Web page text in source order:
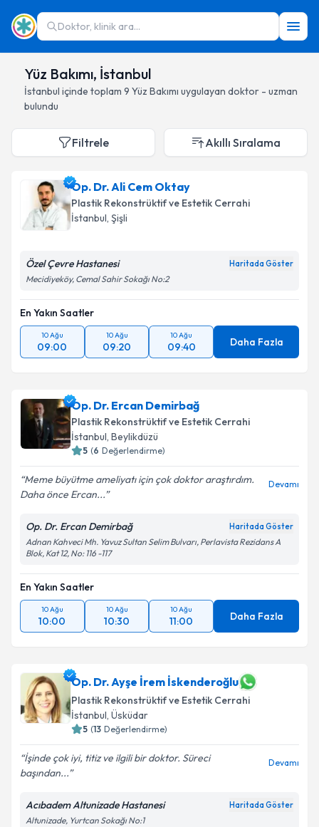
Doktor, klinik ara...
Yüz Bakımı, İstanbul
İstanbul içinde toplam 9 Yüz Bakımı uygulayan doktor - uzman
bulundu
Filtrele Akıllı Sıralama
Op. Dr. Ali Cem Oktay
Plastik Rekonstrüktif ve Estetik Cerrahi
İstanbul, Şişli
Özel Çevre Hastanesi Haritada Göster
Mecidiyeköy, Cemal Sahir Sokağı No:2
En Yakın Saatler
10 Ağu
09:00
10 Ağu
09:20
10 Ağu
09:40 Daha Fazla
Op. Dr. Ercan Demirbağ
Plastik Rekonstrüktif ve Estetik Cerrahi
İstanbul, Beylikdüzü
5 (6 Değerlendirme)
Meme büyütme ameliyatı için çok doktor araştırdım.
Daha önce Ercan...
Devamı
Op. Dr. Ercan Demirbağ Haritada Göster
Adnan Kahveci Mh. Yavuz Sultan Selim Bulvarı, Perlavista Rezidans A
Blok, Kat 12, No: 116 -117
En Yakın Saatler
10 Ağu
10:00
10 Ağu
10:30
10 Ağu
11:00 Daha Fazla
Op. Dr. Ayşe İrem İskenderoğlu
Plastik Rekonstrüktif ve Estetik Cerrahi
İstanbul, Üsküdar
5 (13 Değerlendirme)
İşinde çok iyi, titiz ve ilgili bir doktor. Süreci
başından...
Devamı
Acıbadem Altunizade Hastanesi Haritada Göster
Altunizade, Yurtcan Sokağı No:1